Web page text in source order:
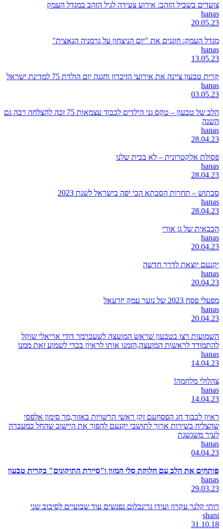
צועדים בשביל הזהב: אירוע צעידה לגיל הזהב במגדל העמק
hanas
20.05.23
מגדל העמק: חוגגים את "יום הניצחון על גרמניה הנאצית"
hanas
13.05.23
קרית טבעון ציינה את אירועי הזיכרון וחגגה יום הולדת 75 למדינת ישראל
hanas
03.05.23
הלב של טבעון – טקס גני הילדים לכבוד עצמאות 75 זכה להצלחה רבה גם
השנה
hanas
28.04.23
פסולת אלקטרונית – לא בבית שלנו
hanas
28.04.23
סבתוש – תחרות הסבתא הכי יפה בישראל לשנת 2023
hanas
28.04.23
הכבאית של גן אורי
hanas
20.04.23
יקנעם יוצאת לדרך חדשה
hanas
20.04.23
מפעלי פסח 2023 של נוער עמק יזרעאל
hanas
20.04.23
השמועות רצו בטבעון שראש המועצה לשעברמר דודי אריאלי שוקל
להתמודד לראשות המועצה,הזמנו אותו לראיון בכדי לשמוע זאת ממנו
hanas
14.04.23
צהלולי מלחמה!
hanas
14.04.23
ראיון לכבוד חג הפסחעם זקן ראשי הרשויות באזור,מר סימון אלפסי
שהצליח בשירות ארוך לתושבי יקנעם להפוך את היישוב שהחל כמעברה
לעיר משגשגת
hanas
04.04.23
פותחים את הלב עם חלוקת סלי המזון ו"סיירת התיקונים" בקרית טבעון
hanas
29.03.23
רותי קלנר עקרון ועידו גרינבלום נפגשים עוד שבועיים לסיבוב שני
shani
31.10.18